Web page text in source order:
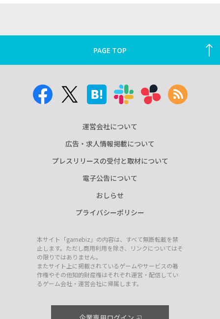
PAGE TOP
運営会社について
広告・求人情報掲載について
プレスリリースの受付と取材について
電子公告について
おしらせ
プライバシーポリシー
本サイト「gamebiz」の内容は、すべて無断転載を禁
止します。ただし商用利用を除き、リンクについてはそ
の限りではありません。
またサイト上に掲載されているゲームやサービスの著
作権やその他知的財産権はそれぞれ運営・配信してい
るゲーム会社・運営会社に帰属します。